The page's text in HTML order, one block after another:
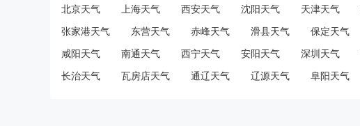
北京天气 上海天气 西安天气 沈阳天气 天津天气
张家港天气 东营天气 赤峰天气 滑县天气 保定天气
咸阳天气 南通天气 西宁天气 安阳天气 深圳天气
长治天气 瓦房店天气 通辽天气 辽源天气 阜阳天气